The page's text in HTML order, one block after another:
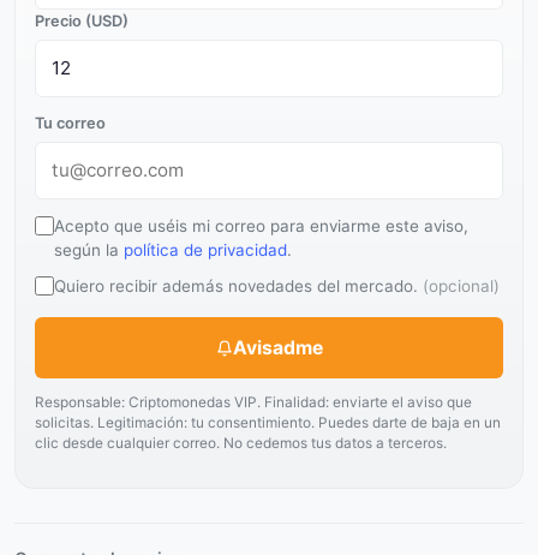
Precio (USD)
Tu correo
Acepto que uséis mi correo para enviarme este aviso,
según la política de privacidad.
Quiero recibir además novedades del mercado. (opcional)
Avisadme
Responsable: Criptomonedas VIP. Finalidad: enviarte el aviso que
solicitas. Legitimación: tu consentimiento. Puedes darte de baja en un
clic desde cualquier correo. No cedemos tus datos a terceros.